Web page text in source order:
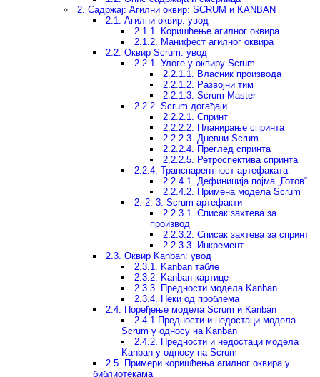
2. Садржај: Агилни оквир: SCRUM и KANBAN
2.1. Агилни оквир: увод
2.1.1. Коришћење агилног оквира
2.1.2. Манифест агилног оквира
2.2. Оквир Scrum: увод
2.2.1. Улоге у оквиру Scrum
2.2.1.1. Власник производа
2.2.1.2. Развојни тим
2.2.1.3. Scrum Master
2.2.2. Scrum догађаји
2.2.2.1. Спринт
2.2.2.2. Планирање спринта
2.2.2.3. Дневни Scrum
2.2.2.4. Преглед спринта
2.2.2.5. Ретроспектива спринта
2.2.4. Транспарентност артефаката
2.2.4.1. Дефиниција појма „Готов“
2.2.4.2. Примена модела Scrum
2. 2. 3. Scrum артефакти
2.2.3.1. Списак захтева за
производ
2.2.3.2. Списак захтева за спринт
2.2.3.3. Инкремент
2.3. Оквир Kanban: увод
2.3.1. Kanban табле
2.3.2. Kanban картице
2.3.3. Предности модела Kanban
2.3.4. Неки од проблема
2.4. Поређење модела Scrum и Kanban
2.4.1 Предности и недостаци модела
Scrum у односу на Kanban
2.4.2. Предности и недостаци модела
Kanban у односу на Scrum
2.5. Примери коришћења агилног оквира у
библиотекама